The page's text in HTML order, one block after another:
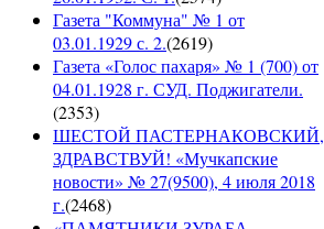
Газета "Коммуна" № 1 от
03.01.1929 с. 2.(2619)
Газета «Голос пахаря» № 1 (700) от
04.01.1928 г. СУД. Поджигатели.
(2353)
ШЕСТОЙ ПАСТЕРНАКОВСКИЙ,
ЗДРАВСТВУЙ! «Мучкапские
новости» № 27(9500), 4 июля 2018
г.(2468)